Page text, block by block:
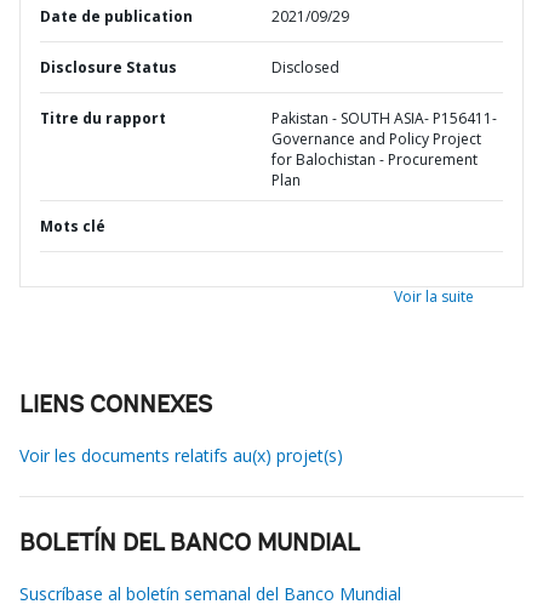
Date de publication 2021/09/29
Disclosure Status Disclosed
Titre du rapport
Pakistan - SOUTH ASIA- P156411-
Governance and Policy Project
for Balochistan - Procurement
Plan
Mots clé
Voir la suite
LIENS CONNEXES
Voir les documents relatifs au(x) projet(s)
BOLETÍN DEL BANCO MUNDIAL
Suscríbase al boletín semanal del Banco Mundial